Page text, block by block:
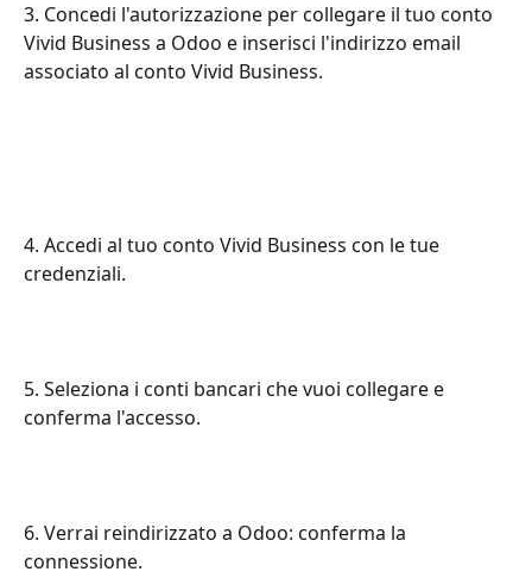
3. Concedi l'autorizzazione per collegare il tuo conto
Vivid Business a Odoo e inserisci l'indirizzo email
associato al conto Vivid Business.
4. Accedi al tuo conto Vivid Business con le tue
credenziali.
5. Seleziona i conti bancari che vuoi collegare e
conferma l'accesso.
6. Verrai reindirizzato a Odoo: conferma la
connessione.